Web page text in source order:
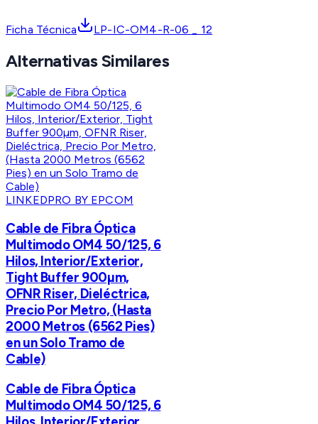
Ficha Técnica LP-IC-OM4-R-06 _ 12
Alternativas Similares
LINKEDPRO BY EPCOM
Cable de Fibra Óptica
Multimodo OM4 50/125, 6
Hilos, Interior/Exterior,
Tight Buffer 900µm,
OFNR Riser, Dieléctrica,
Precio Por Metro, (Hasta
2000 Metros (6562 Pies)
en un Solo Tramo de
Cable)
Cable de Fibra Óptica
Multimodo OM4 50/125, 6